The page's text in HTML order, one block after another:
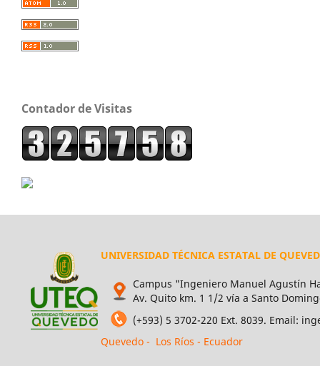
Contador de Visitas
UNIVERSIDAD TÉCNICA ESTATAL DE
Campus "Ingeniero Manuel Agustín
Av. Quito km. 1 1/2 vía a Santo
(+593) 5 3702-220 Ext. 8039. Email:
Quevedo - Los Ríos - Ecuador